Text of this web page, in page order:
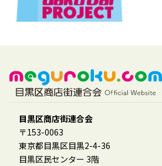
目黒区商店街連合会
〒153-0063
東京都目黒区目黒2-4-36
目黒区民センター 3階